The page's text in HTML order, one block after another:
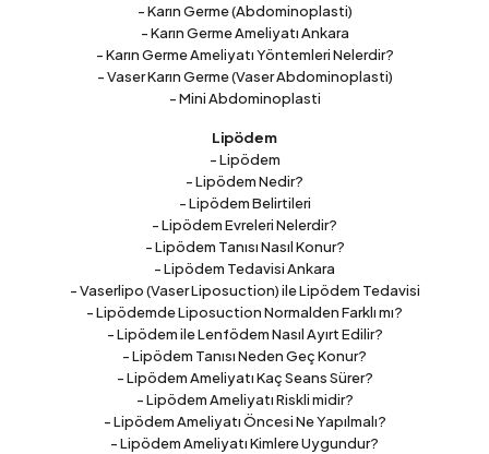
- Karın Germe (Abdominoplasti)
- Karın Germe Ameliyatı Ankara
- Karın Germe Ameliyatı Yöntemleri Nelerdir?
- Vaser Karın Germe (Vaser Abdominoplasti)
- Mini Abdominoplasti
Lipödem
- Lipödem
- Lipödem Nedir?
- Lipödem Belirtileri
- Lipödem Evreleri Nelerdir?
- Lipödem Tanısı Nasıl Konur?
- Lipödem Tedavisi Ankara
- Vaserlipo (Vaser Liposuction) ile Lipödem Tedavisi
- Lipödemde Liposuction Normalden Farklı mı?
- Lipödem ile Lenfödem Nasıl Ayırt Edilir?
- Lipödem Tanısı Neden Geç Konur?
- Lipödem Ameliyatı Kaç Seans Sürer?
- Lipödem Ameliyatı Riskli midir?
- Lipödem Ameliyatı Öncesi Ne Yapılmalı?
- Lipödem Ameliyatı Kimlere Uygundur?